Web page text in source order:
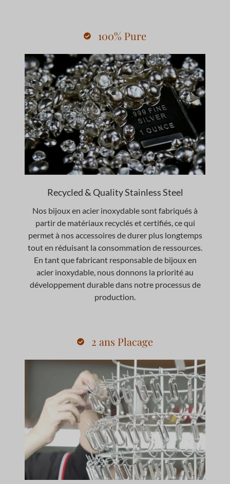
100% Pure
Recycled & Quality Stainless Steel
Nos bijoux en acier inoxydable sont fabriqués à
partir de matériaux recyclés et certifiés, ce qui
permet à nos accessoires de durer plus longtemps
tout en réduisant la consommation de ressources.
En tant que fabricant responsable de bijoux en
acier inoxydable, nous donnons la priorité au
développement durable dans notre processus de
production.
2 ans Placage